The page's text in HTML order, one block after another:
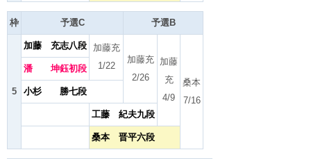
枠 予選C 予選B
5
加藤 充志八段
加藤充
1/22
加藤充
2/26
加藤
充
4/9
桑本
7/16
潘 坤鈺初段
小杉 勝七段
工藤 紀夫九段
桑本 晋平六段